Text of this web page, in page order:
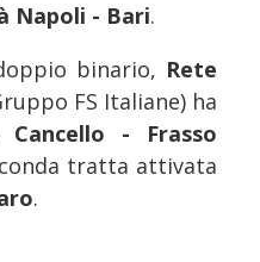
Napoli - Bari.
binario, Rete
FS Italiane) ha
- Frasso
tratta attivata
.